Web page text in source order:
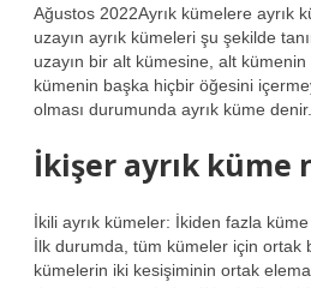
Ağustos 2022Ayrık kümelere ayrık
uzayın ayrık kümeleri şu şekilde
uzayın bir alt kümesine, alt
kümenin başka hiçbir öğesini
olması durumunda ayrık küme denir.
İkişer ayrık küme
İkili ayrık kümeler: İkiden fazla
İlk durumda, tüm kümeler için ortak
kümelerin iki kesişiminin ortak